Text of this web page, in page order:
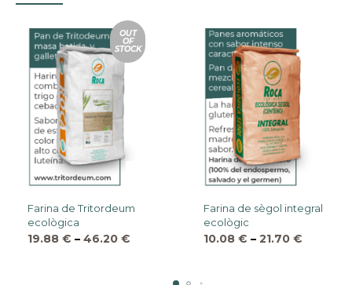
OUT
OF
STOCK
Farina de Tritordeum
ecològica
19.88 € – 46.20 €
Farina de sègol integral
ecològic
10.08 € – 21.70 €